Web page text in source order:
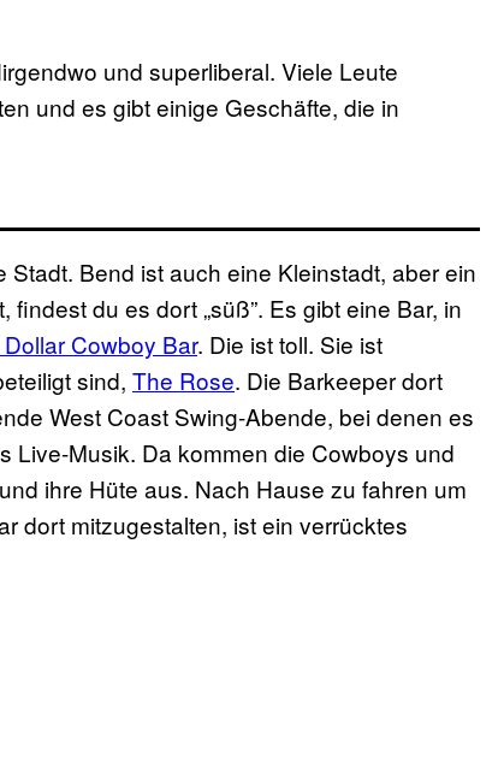
und superliberal. Viele Leute
und es gibt einige Geschäfte, die in
Bend ist auch eine Kleinstadt, aber ein
du es dort „süß”. Es gibt eine Bar, in
Cowboy Bar. Die ist toll. Sie ist
sind, The Rose. Die Barkeeper dort
West Coast Swing-Abende, bei denen es
Live-Musik. Da kommen die Cowboys und
ihre Hüte aus. Nach Hause zu fahren um
dort mitzugestalten, ist ein verrücktes